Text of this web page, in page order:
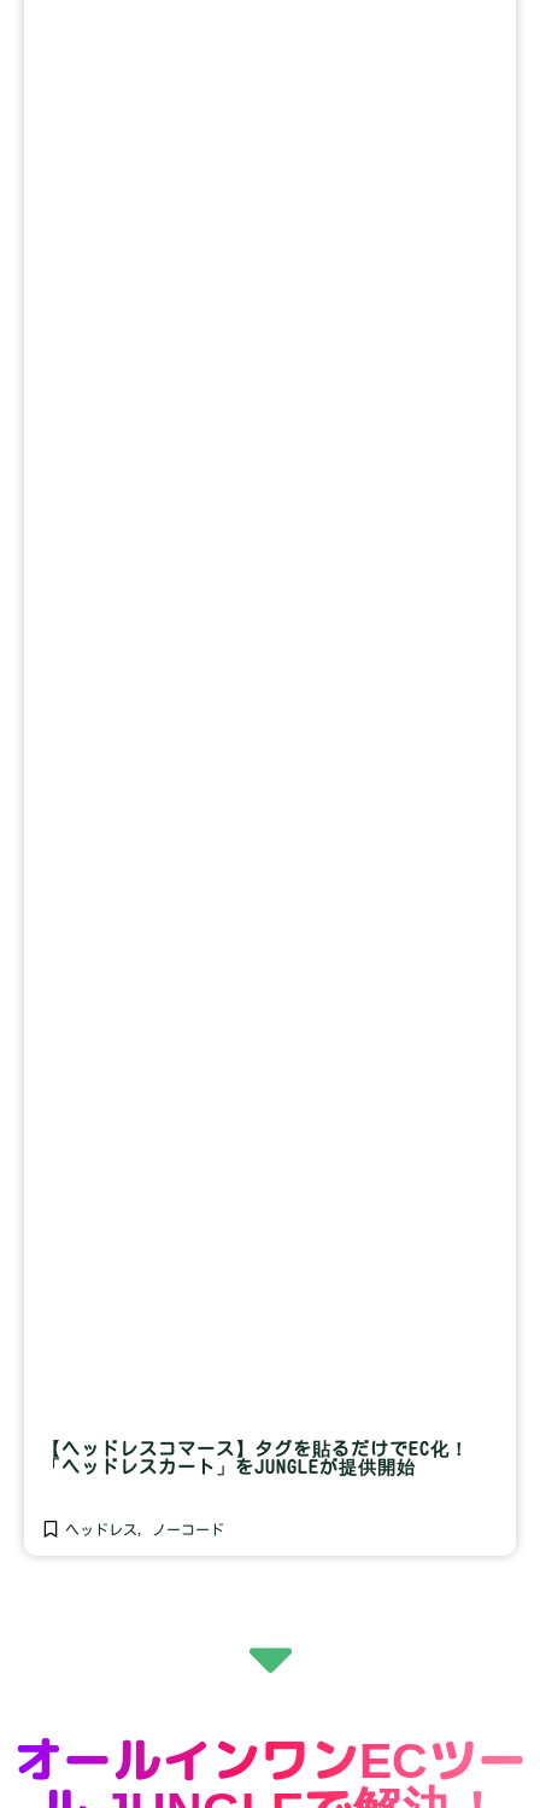
【ヘッドレスコマース】タグを貼るだけでEC化！
「ヘッドレスカート」をJUNGLEが提供開始
ヘッドレス ノーコード
オールインワンECツー
ル JUNGLEで解決！